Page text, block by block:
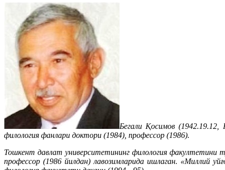
Бегали Қосимов
филология фанлари доктори (1984), профессор (1986).
Тошкент давлат университетининг филология
профессор (1986 йилдан) лавозимларида ишлаган. «Миллий